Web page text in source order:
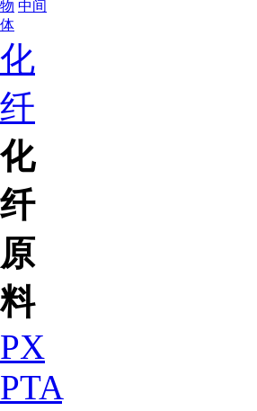
物 中间
体
化
纤
化
纤
原
料
PX
PTA